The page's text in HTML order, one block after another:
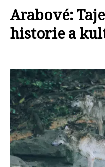
Arabové:
historie a